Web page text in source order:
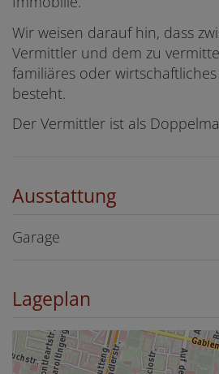
Wir weisen darauf hin, dass
Vermittler und dem zu
familiäres oder
besteht.
Der Vermittler ist als
Ausstattung
Garage
Lageplan